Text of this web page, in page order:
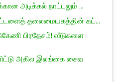
அடிக்கல் நாட்டலும் ...
கட்டளைத் தலைமையகத்தின் கட்...
பிரதேசம்! வீடுகளை
அகில இலங்கை சைவ